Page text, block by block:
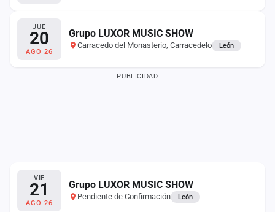
JUE
20
AGO 26
Grupo LUXOR MUSIC SHOW
Carracedo del Monasterio, Carracedelo León
PUBLICIDAD
VIE
21
AGO 26
Grupo LUXOR MUSIC SHOW
Pendiente de Confirmación León